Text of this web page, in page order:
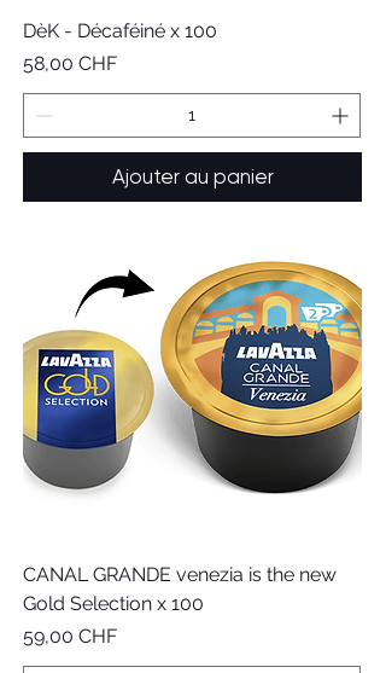
DèK - Décaféiné x 100
Prix
58,00 CHF
Ajouter au panier
CANAL GRANDE venezia is the new
Gold Selection x 100
Prix
59,00 CHF